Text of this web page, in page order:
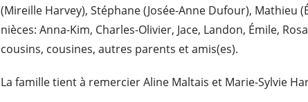
(Mireille Harvey), Stéphane (Josée-Anne Dufour), Mathieu
nièces: Anna-Kim, Charles-Olivier, Jace, Landon, Émile,
cousins, cousines, autres parents et amis(es).
La famille tient à remercier Aline Maltais et Marie-Sylvie